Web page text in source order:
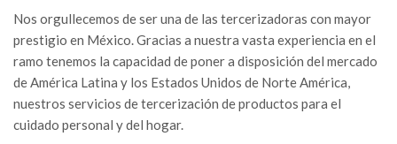
Nos orgullecemos de ser una de las tercerizadoras con mayor
prestigio en México. Gracias a nuestra vasta experiencia en el
ramo tenemos la capacidad de poner a disposición del mercado
de América Latina y los Estados Unidos de Norte América,
nuestros servicios de tercerización de productos para el
cuidado personal y del hogar.